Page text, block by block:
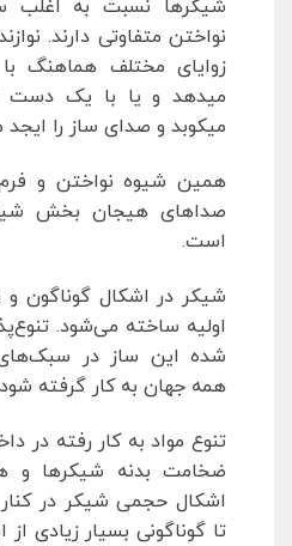
شیکرها نسبت به اغلب
نواختن متفاوتی دارند.
زوایای مختلف هماهنگ
میدهد و یا با یک دست
میکوبد و صدای ساز را ایجد
همین شیوه نواختن و
صداهای هیجان بخش
است.
شیکر در اشکال گوناگون و
اولیه ساخته می‌شود.
شده این ساز در
همه جهان به کار گرفته شود.
تنوع مواد به کار رفته در
ضخامت بدنه شیکرها و
اشکال حجمی شیکر در
تا گوناگونی بسیار زیادی